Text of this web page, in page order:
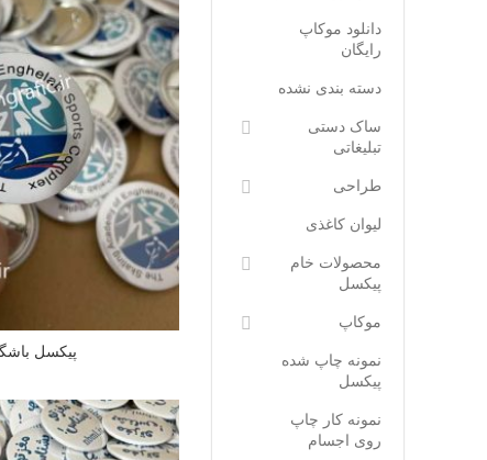
پیکسل
دانلود موکاپ
رایگان
دسته بندی نشده
ساک دستی
تبلیغاتی
طراحی
لیوان کاغذی
محصولات خام
پیکسل
موکاپ
نمونه چاپ شده
پیکسل
نمونه کار چاپ
روی اجسام